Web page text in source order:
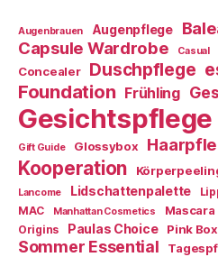
Augenbrauen Augenpflege
Capsule Wardrobe Casual
Concealer Duschpflege
Foundation Frühling
Gesichtspflege
Gift Guide Glossybox
Kooperation
Lancome Lidschattenpalette
MAC Manhattan Cosmetics Mascara
Origins Paulas Choice Pink Box
Sommer Essential